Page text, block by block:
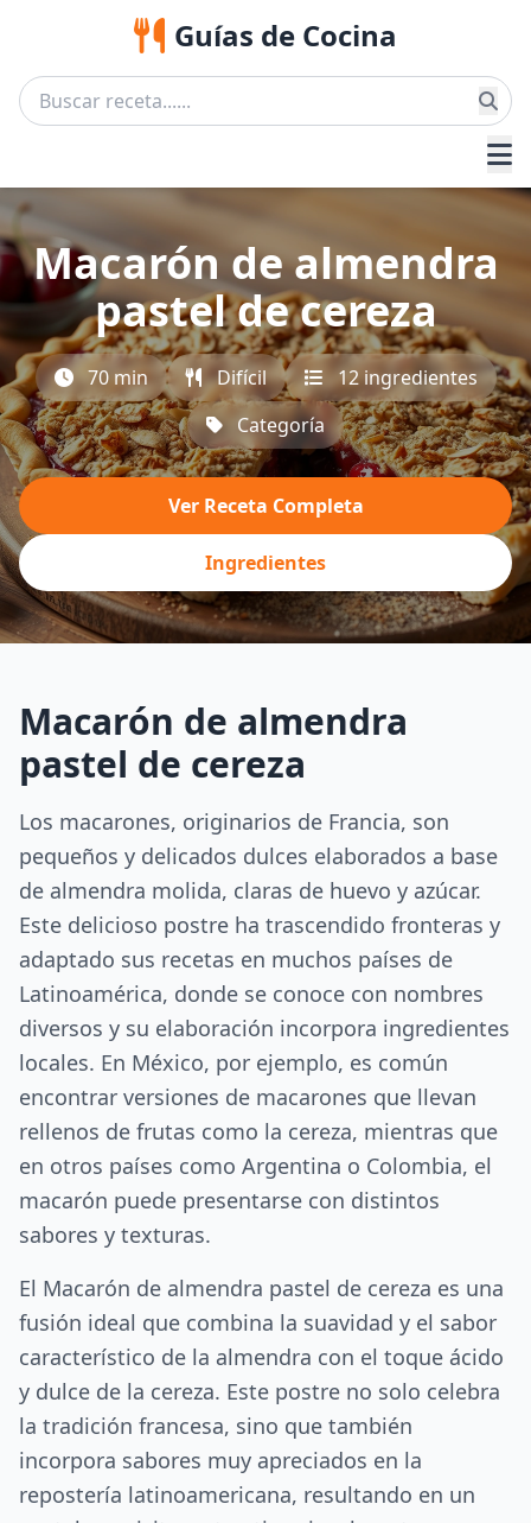
Guías de Cocina
Macarón de almendra
pastel de cereza
70 min Difícil
12 ingredientes
Categoría
Ver Receta Completa
Ingredientes
Macarón de almendra
pastel de cereza
Los macarones, originarios de Francia, son
pequeños y delicados dulces elaborados a base
de almendra molida, claras de huevo y azúcar.
Este delicioso postre ha trascendido fronteras y
adaptado sus recetas en muchos países de
Latinoamérica, donde se conoce con nombres
diversos y su elaboración incorpora ingredientes
locales. En México, por ejemplo, es común
encontrar versiones de macarones que llevan
rellenos de frutas como la cereza, mientras que
en otros países como Argentina o Colombia, el
macarón puede presentarse con distintos
sabores y texturas.
El Macarón de almendra pastel de cereza es una
fusión ideal que combina la suavidad y el sabor
característico de la almendra con el toque ácido
y dulce de la cereza. Este postre no solo celebra
la tradición francesa, sino que también
incorpora sabores muy apreciados en la
repostería latinoamericana, resultando en un